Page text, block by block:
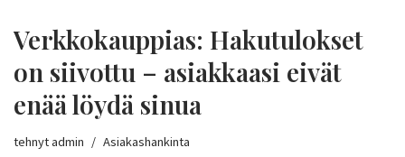
Verkkokauppias: Hakutulokset
on siivottu – asiakkaasi eivät
enää löydä sinua
tehnytadmin Asiakashankinta